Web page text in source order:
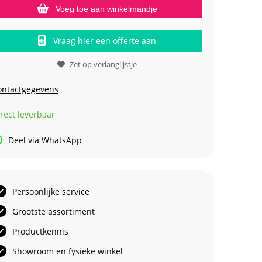
Voeg toe aan winkelmandje
Vraag hier een offerte aan
Zet op verlanglijstje
leverbaar
Deel via WhatsApp
Persoonlijke service
Grootste assortiment
Productkennis
Showroom en fysieke winkel